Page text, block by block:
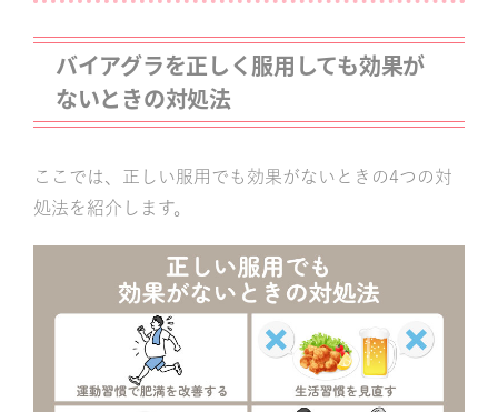
バイアグラを正しく服用しても効果が
ないときの対処法
ここでは、正しい服用でも効果がないときの4つの対
処法を紹介します。